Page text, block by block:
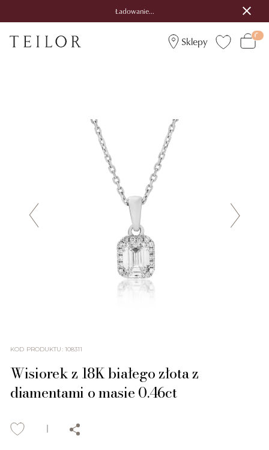
Ładowanie...
Sklepy
KOD PRODUKTU: 108311
Wisiorek z 18K białego złota z
diamentami o masie 0.46ct